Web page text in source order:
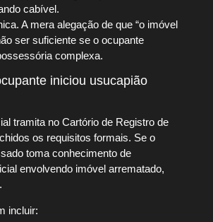
cabível.
A mera alegação de que “o imóvel
ser suficiente se o ocupante
complexa.
iniciou usucapião
tramita no Cartório de Registro de
os requisitos formais. Se o
toma conhecimento de
envolvendo imóvel arrematado,
incluir: